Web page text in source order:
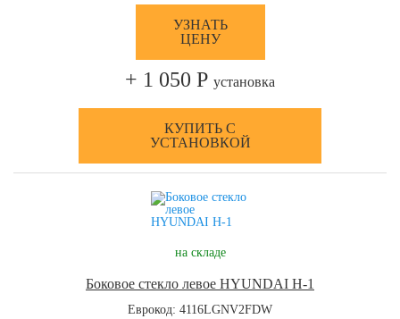
УЗНАТЬ
ЦЕНУ
+ 1 050 Р установка
КУПИТЬ С
УСТАНОВКОЙ
на складе
Боковое стекло левое HYUNDAI H-1
Еврокод: 4116LGNV2FDW